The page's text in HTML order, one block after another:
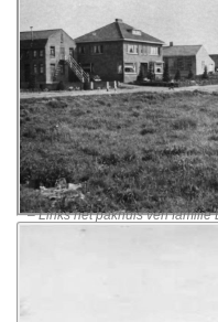
– Links het pakhuis ven familie